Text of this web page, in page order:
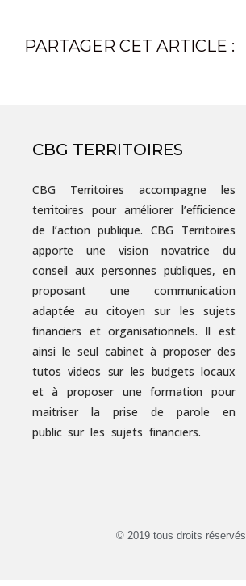
PARTAGER CET ARTICLE :
CBG TERRITOIRES
CBG Territoires accompagne les
territoires pour améliorer l’efficience
de l’action publique. CBG Territoires
apporte une vision novatrice du
conseil aux personnes publiques, en
proposant une communication
adaptée au citoyen sur les sujets
financiers et organisationnels. Il est
ainsi le seul cabinet à proposer des
tutos videos sur les budgets locaux
et à proposer une formation pour
maitriser la prise de parole en
public sur les sujets financiers.
© 2019 tous droits réservés